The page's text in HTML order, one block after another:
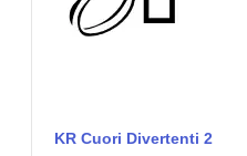
KR Cuori Divertenti 2